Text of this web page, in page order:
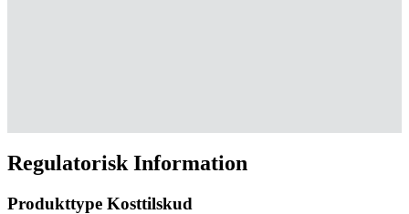
Regulatorisk Information
Produkttype Kosttilskud